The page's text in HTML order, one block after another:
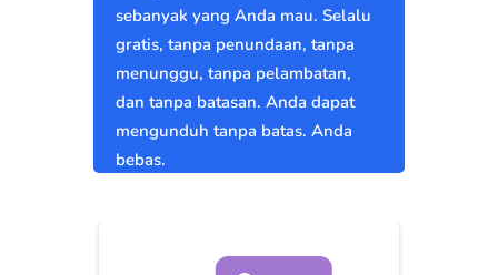
sebanyak yang Anda mau. Selalu
gratis, tanpa penundaan, tanpa
menunggu, tanpa pelambatan,
dan tanpa batasan. Anda dapat
mengunduh tanpa batas. Anda
bebas.